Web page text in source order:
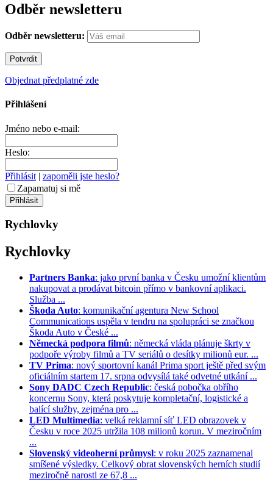
Odběr newsletteru
Odběr newsletteru:
Objednat předplatné zde
Přihlášení
Jméno nebo e-mail:
Heslo:
Přihlásit | zapoměli jste heslo?
Zapamatuj si mě
Rychlovky
Rychlovky
Partners Banka: jako první banka v Česku umožní klientům
nakupovat a prodávat bitcoin přímo v bankovní aplikaci.
Služba ...
Škoda Auto: komunikační agentura New School
Communications uspěla v tendru na spolupráci se značkou
Škoda Auto v České ...
Německá podpora filmů: německá vláda plánuje škrty v
podpoře výroby filmů a TV seriálů o desítky milionů eur. ...
TV Prima: nový sportovní kanál Prima sport ještě před svým
oficiálním startem 17. srpna odvysílá také odvetné utkání ...
Sony DADC Czech Republic: česká pobočka obřího
koncernu Sony, která poskytuje kompletační, logistické a
balící služby, zejména pro ...
LED Multimedia: velká reklamní síť LED obrazovek v
Česku v roce 2025 utržila 108 milionů korun. V meziročním
...
Slovenský videoherní průmysl: v roku 2025 zaznamenal
smíšené výsledky. Celkový obrat slovenských herních studií
meziročně narostl ze 67,8 ...